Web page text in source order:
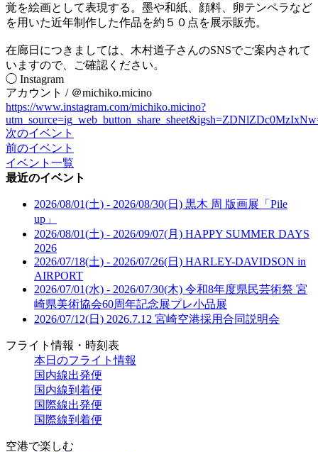
覚を絵画として表現する。墨や和紙、顔料、卵テンペラなど
を用いた近年制作した作品を約５０点を展示販売。
在廊日につきましては、木村道子さんのSNSでご案内されて
いますので、ご確認ください。
◯ Instagram
アカウント / ＠michiko.micino
https://www.instagram.com/michiko.micino?
次のイベント
前のイベント
イベント一覧
最近のイベント
2026/08/01(土) - 2026/08/30(日) 黒木 周 版画展「Pile
up」
2026/08/01(土) - 2026/09/07(月) HAPPY SUMMER DAYS
2026
2026/07/18(土) - 2026/07/26(日) HARLEY-DAVIDSON in
AIRPORT
2026/07/01(水) - 2026/07/30(木) 令和8年度県民芸術祭 宮
崎県美術協会60周年記念展プレ小品展
2026/07/12(日) 2026.7.12 宮崎空港採用合同説明会
フライト情報・時刻表
本日のフライト情報
国内線出発便
国内線到着便
国際線出発便
国際線到着便
空港で楽しむ